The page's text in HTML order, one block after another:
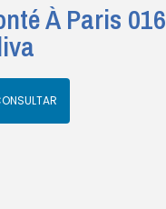
À Paris 016